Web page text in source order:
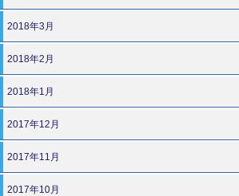
2018年3月
2018年2月
2018年1月
2017年12月
2017年11月
2017年10月